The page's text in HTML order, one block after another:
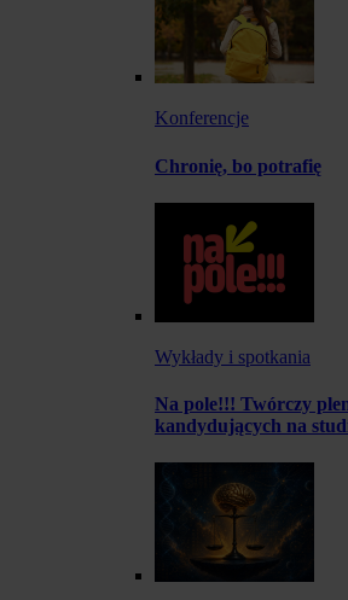
Konferencje
Chronię, bo potrafię
Wykłady i spotkania
Na pole!!! Twórczy
kandydujących na